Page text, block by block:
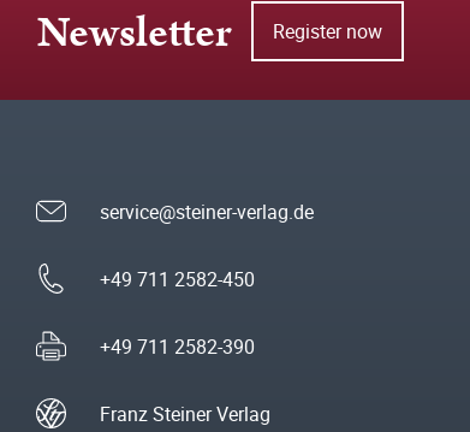
Newsletter Register now
service@steiner-verlag.de
+49 711 2582-450
+49 711 2582-390
Franz Steiner Verlag